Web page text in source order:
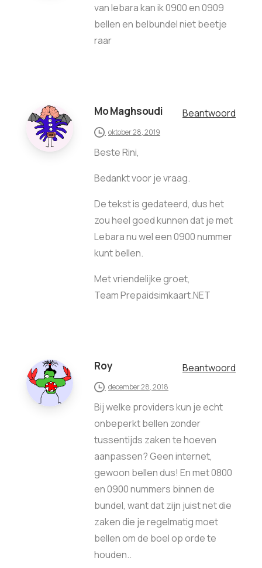
van lebara kan ik 0900 en 0909
bellen en belbundel niet beetje
raar
Mo Maghsoudi Beantwoord
oktober 28, 2019
Beste Rini,
Bedankt voor je vraag.
De tekst is gedateerd, dus het
zou heel goed kunnen dat je met
Lebara nu wel een 0900 nummer
kunt bellen.
Met vriendelijke groet,
Team Prepaidsimkaart.NET
Roy Beantwoord
december 28, 2018
Bij welke providers kun je echt
onbeperkt bellen zonder
tussentijds zaken te hoeven
aanpassen? Geen internet,
gewoon bellen dus! En met 0800
en 0900 nummers binnen de
bundel, want dat zijn juist net die
zaken die je regelmatig moet
bellen om de boel op orde te
houden..